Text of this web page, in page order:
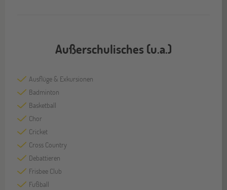
Außerschulisches (u.a.)
Ausflüge & Exkursionen
Badminton
Basketball
Chor
Cricket
Cross Country
Debattieren
Frisbee Club
Fußball